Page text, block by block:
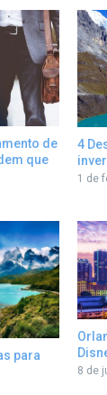
de
que
4
1 de
para
8 de